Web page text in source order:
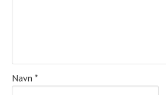
Navn *